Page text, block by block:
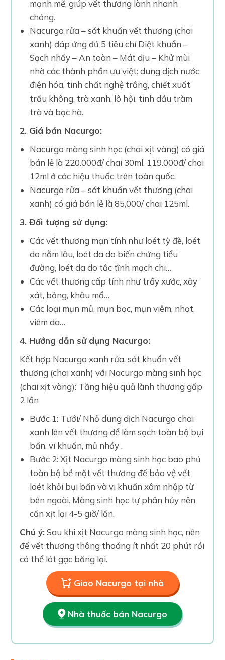
mạnh mẽ, giúp vết thương lành nhanh
chóng.
Nacurgo rửa – sát khuẩn vết thương (chai
xanh) đáp ứng đủ 5 tiêu chí Diệt khuẩn –
Sạch nhầy – An toàn – Mát dịu – Khử mùi
nhờ các thành phần ưu việt: dung dịch nước
điện hóa, tinh chất nghệ trắng, chiết xuất
trầu không, trà xanh, lô hội, tinh dầu tràm
trà và bạc hà.
2. Giá bán Nacurgo:
Nacurgo màng sinh học (chai xịt vàng) có giá
bán lẻ là 220.000đ/ chai 30ml, 119.000đ/ chai
12ml ở các hiệu thuốc trên toàn quốc.
Nacurgo rửa – sát khuẩn vết thương (chai
xanh) có giá bán lẻ là 85,000/ chai 125ml.
3. Đối tượng sử dụng:
Các vết thương mạn tính như loét tỳ đè, loét
do nằm lâu, loét da do biến chứng tiểu
đường, loét da do tắc tĩnh mạch chi…
Các vết thương cấp tính như trầy xước, xây
xát, bỏng, khâu mổ…
Các loại mụn mủ, mụn bọc, mụn viêm, nhọt,
viêm da…
4. Hướng dẫn sử dụng Nacurgo:
Kết hợp Nacurgo xanh rửa, sát khuẩn vết
thương (chai xanh) với Nacurgo màng sinh học
(chai xịt vàng): Tăng hiệu quả lành thương gấp
2 lần
Bước 1: Tưới/ Nhỏ dung dịch Nacurgo chai
xanh lên vết thương để làm sạch toàn bộ bụi
bẩn, vi khuẩn, mủ nhầy .
Bước 2: Xịt Nacurgo màng sinh học bao phủ
toàn bộ bề mặt vết thương để bảo vệ vết
loét khỏi bụi bẩn và vi khuẩn xâm nhập từ
bên ngoài. Màng sinh học tự phân hủy nên
cần xịt lại 4-5 giờ/ lần.
Chú ý:Sau khi xịt Nacurgo màng sinh học, nên
để vết thương thông thoáng ít nhất 20 phút rồi
có thể lót gạc băng lại.
Giao Nacurgo tại nhà
Nhà thuốc bán Nacurgo